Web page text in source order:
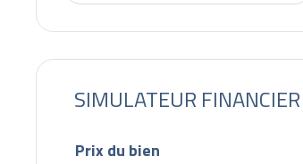
SIMULATEUR FINANCIER
Prix du bien